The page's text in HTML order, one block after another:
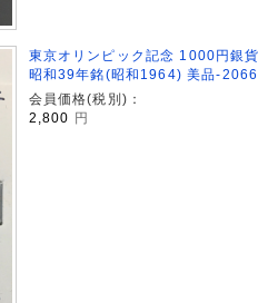
東京オリンピック記念 1000円銀貨
昭和39年銘(昭和1964) 美品-2066
会員価格(税別)：
2,800 円